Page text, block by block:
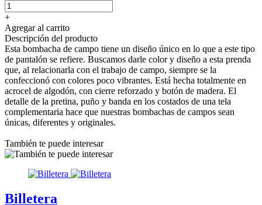
+
Agregar al carrito
Descripción del producto
Esta bombacha de campo tiene un diseño único en lo que a este tipo
de pantalón se refiere. Buscamos darle color y diseño a esta prenda
que, al relacionarla con el trabajo de campo, siempre se la
confeccionó con colores poco vibrantes. Está hecha totalmente en
acrocel de algodón, con cierre reforzado y botón de madera. El
detalle de la pretina, puño y banda en los costados de una tela
complementaria hace que nuestras bombachas de campos sean
únicas, diferentes y originales.
También te puede interesar
Billetera